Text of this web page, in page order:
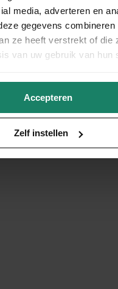
media, adverteren en
gegevens combineren
ze heeft verstrekt of die
van uw gebruik van hun
Accepteren
Zelf instellen